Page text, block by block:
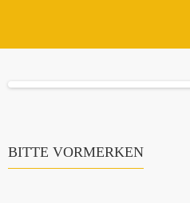
BITTE VORMERKEN